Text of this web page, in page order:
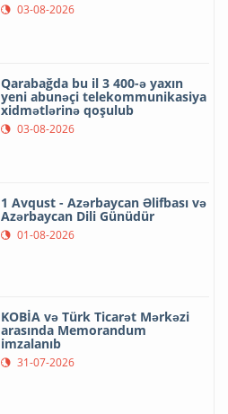
03-08-2026
Qarabağda bu il 3 400-ə yaxın
yeni abunəçi telekommunikasiya
xidmətlərinə qoşulub
03-08-2026
1 Avqust - Azərbaycan Əlifbası və
Azərbaycan Dili Günüdür
01-08-2026
KOBİA və Türk Ticarət Mərkəzi
arasında Memorandum
imzalanıb
31-07-2026